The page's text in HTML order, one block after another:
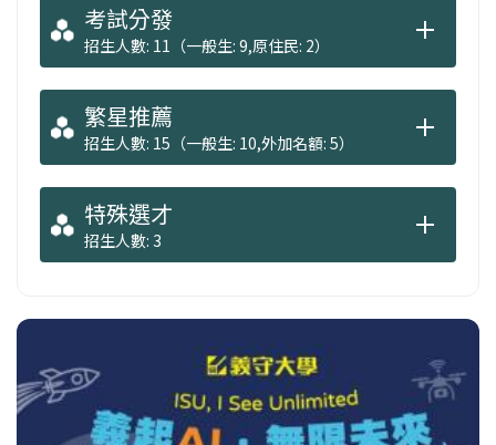
考試分發
招生人數: 11（一般生: 9,原住民: 2）
繁星推薦
招生人數: 15（一般生: 10,外加名額: 5）
特殊選才
招生人數: 3